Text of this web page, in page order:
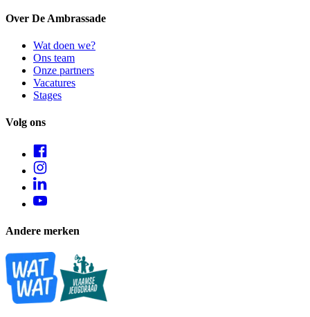
Over De Ambrassade
Wat doen we?
Ons team
Onze partners
Vacatures
Stages
Volg ons
Andere merken